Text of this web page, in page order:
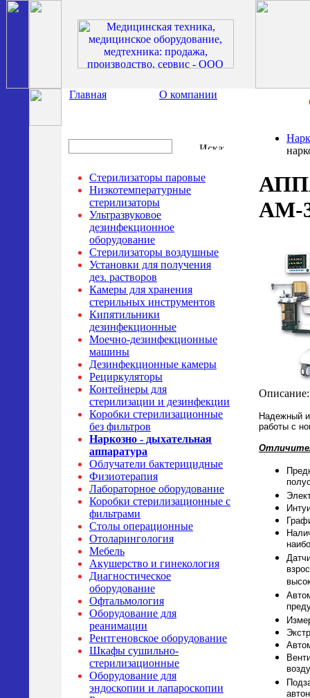
Главная О компании
Стерилизаторы паровые
Низкотемпературные
стерилизаторы
Ультразвуковое
дезинфекционное
оборудование
Стерилизаторы воздушные
Установки для получения
дез. растворов
Камеры для хранения
стерильных инструментов
Кипятильники
дезинфекционные
Моечно-дезинфекционные
машины
Дезинфекционные камеры
Рециркуляторы
Контейнеры для
стерилизации и дезинфекции
Коробки стерилизационные
без фильтров
Наркозно - дыхательная
аппаратура
Облучатели бактерицидные
Физиотерапия
Лабораторное оборудование
Коробки стерилизационные с
фильтрами
Столы операционные
Отоларингология
Мебель
Акушерство и гинекология
Диагностическое
оборудование
Офтальмология
Оборудование для
реанимации
Рентгеновское оборудование
Шкафы сушильно-
стерилизационные
Оборудование для
эндоскопии и лапароскопии
AM-
Описание:
Надежный
работы с